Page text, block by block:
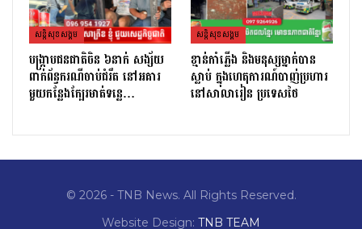
សន្តិសុខសង្គម
បង្ក្រាបជនជាតិចិន ៦នាក់ សង្ស័យ
ពាក់ព័ន្ធករណីចាប់ជំរឹត នៅអគារ
មួយកន្លែងក្បែរមាត់ទន្លេ…
សន្តិសុខសង្គម
ខ្មាន់កាំភ្លើង និងមនុស្សម្នាក់បាន
ស្លាប់ ក្នុងហេតុការណ៍បាញ់ប្រហារ
នៅសាលារៀន ប្រទេសថៃ
© 2026 - TNB News. All Rights Reserved.
Website Design: TNB TEAM